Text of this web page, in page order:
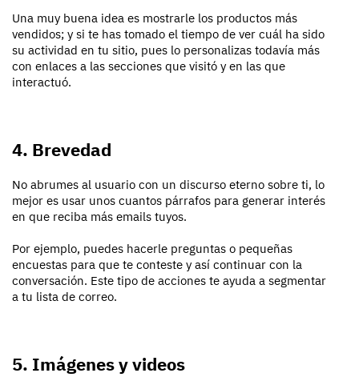
Una muy buena idea es mostrarle los productos más
vendidos; y si te has tomado el tiempo de ver cuál ha sido
su actividad en tu sitio, pues lo personalizas todavía más
con enlaces a las secciones que visitó y en las que
interactuó.
4. Brevedad
No abrumes al usuario con un discurso eterno sobre ti, lo
mejor es usar unos cuantos párrafos para generar interés
en que reciba más emails tuyos.
Por ejemplo, puedes hacerle preguntas o pequeñas
encuestas para que te conteste y así continuar con la
conversación. Este tipo de acciones te ayuda a segmentar
a tu lista de correo.
5. Imágenes y videos